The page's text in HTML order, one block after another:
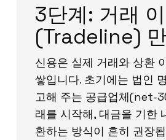
3단계: 거래
(Tradeline)
신용은 실제 거래와 상환
쌓입니다. 초기에는 법인
고해 주는 공급업체(net-
래를 시작해, 대금을 기한
환하는 방식이 흔히 권장